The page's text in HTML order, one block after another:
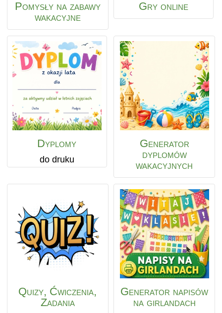
Quizy, Ćwiczenia,
Zadania
Dyplomy
do druku
Generator
dyplomów
wakacyjnych
Pomysły na zabawy
wakacyjne
Generator napisów
na girlandach
Gry online